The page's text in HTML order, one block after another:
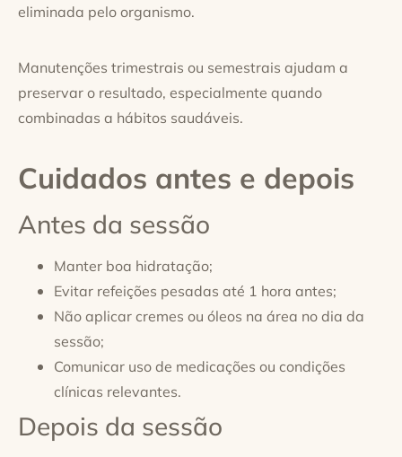
eliminada pelo organismo.
Manutenções trimestrais ou semestrais ajudam a
preservar o resultado, especialmente quando
combinadas a hábitos saudáveis.
Cuidados antes e depois
Antes da sessão
Manter boa hidratação;
Evitar refeições pesadas até 1 hora antes;
Não aplicar cremes ou óleos na área no dia da
sessão;
Comunicar uso de medicações ou condições
clínicas relevantes.
Depois da sessão